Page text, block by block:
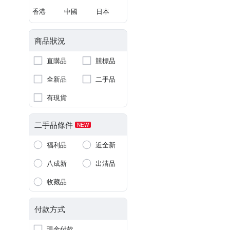
香港 中國 日本
商品狀況
直購品
競標品
全新品
二手品
有現貨
二手品條件 NEW
福利品
近全新
八成新
出清品
收藏品
付款方式